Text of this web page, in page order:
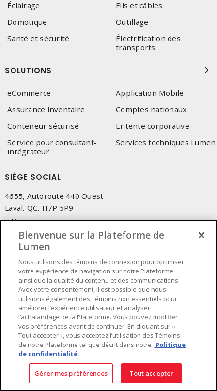
Éclairage
Fils et câbles
Domotique
Outillage
Santé et sécurité
Électrification des
transports
SOLUTIONS
eCommerce
Application Mobile
Assurance inventaire
Comptes nationaux
Conteneur sécurisé
Entente corporative
Service pour consultant-
intégrateur
Services techniques Lumen
SIÈGE SOCIAL
4655, Autoroute 440 Ouest
Laval, QC, H7P 5P9
Tél.:450 688-9249
Sans frais:1 800 599-9249
Téléc. :450 686-1444
bureau - 17h00 et 7h00, Frais applicables)
Fait au Canada avec des composants canadiens et importés
INSCRIVEZ-VOUS À L'INFOLETTRE
Obtenez des informations à jour sur les offres de Lumen
Bienvenue sur la Plateforme de
Lumen
Nous utilisons des témoins de connexion pour optimiser
votre expérience de navigation sur notre Plateforme
ainsi que la qualité du contenu et des communications.
Avec votre consentement, il est possible que nous
utilisions également des Témoins non essentiels pour
améliorer l’expérience utilisateur et analyser
l’achalandage de la Plateforme. Vous pouvez modifier
vos préférences avant de continuer. En cliquant sur «
Tout accepter », vous acceptez l’utilisation des Témoins
de notre Plateforme tel que décrit dans notre Politique
de confidentialité.
Gérer mes préférences Tout accepter